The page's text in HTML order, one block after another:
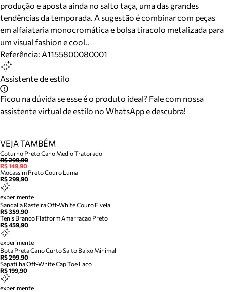
produção e aposta ainda no salto taça, uma das grandes
tendências da temporada. A sugestão é combinar com peças
em alfaiataria monocromática e bolsa tiracolo metalizada para
um visual fashion e cool..
Referência: A1155800080001
Assistente de estilo
Ficou na dúvida se esse é o produto ideal? Fale com nossa
assistente virtual de estilo no WhatsApp e descubra!
VEJA TAMBÉM
Coturno Preto Cano Medio Tratorado
R$ 299,90
R$ 149,90
Mocassim Preto Couro Luma
R$ 299,90
experimente
Sandalia Rasteira Off-White Couro Fivela
R$ 359,90
Tenis Branco Flatform Amarracao Preto
R$ 459,90
experimente
Bota Preta Cano Curto Salto Baixo Minimal
R$ 299,90
Sapatilha Off-White Cap Toe Laco
R$ 199,90
experimente